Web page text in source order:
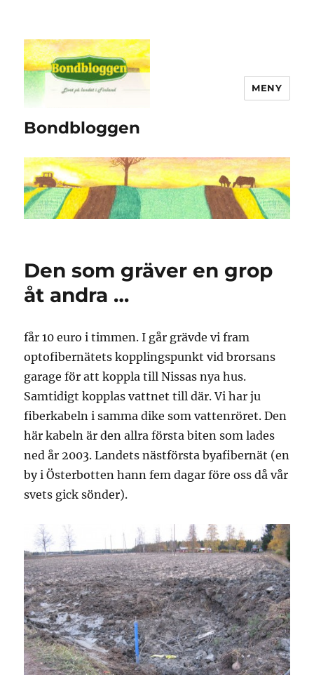
Bondbloggen
MENY
Den som gräver en grop
åt andra …
får 10 euro i timmen. I går grävde vi fram
optofibernätets kopplingspunkt vid brorsans
garage för att koppla till Nissas nya hus.
Samtidigt kopplas vattnet till där. Vi har ju
fiberkabeln i samma dike som vattenröret. Den
här kabeln är den allra första biten som lades
ned år 2003. Landets nästförsta byafibernät (en
by i Österbotten hann fem dagar före oss då vår
svets gick sönder).